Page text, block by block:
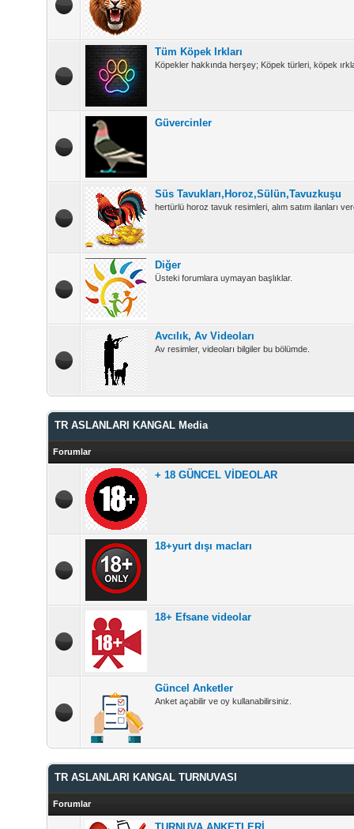
Tüm Köpek Irkları
Köpekler hakkında herşey; Köpek türleri, köpek
Güvercinler
Süs Tavukları,Horoz,Sülün,Tavuzkuşu
hertürlü horoz tavuk resimleri, alım satım ilanları
Diğer
Üsteki forumlara uymayan başlıklar.
Avcılık, Av Videoları
Av resimler, videoları bilgiler bu bölümde.
TR ASLANLARI KANGAL Media
Forumlar
+ 18 GÜNCEL VİDEOLAR
18+yurt dışı macları
18+ Efsane videolar
Güncel Anketler
Anket açabilir ve oy kullanabilirsiniz.
TR ASLANLARI KANGAL TURNUVASI
Forumlar